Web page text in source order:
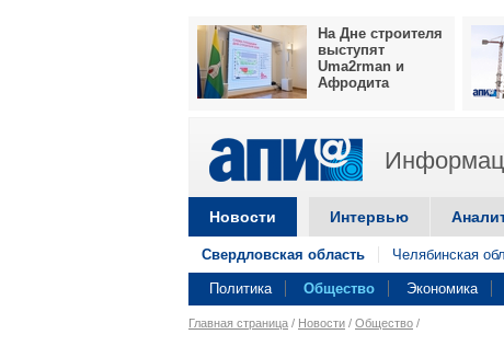
На Дне строителя
выступят
Uma2rman и
Афродита
Новости Интервью
Свердловская область Челябинская
Политика Общество Экономика
Главная страница / Новости / Общество /